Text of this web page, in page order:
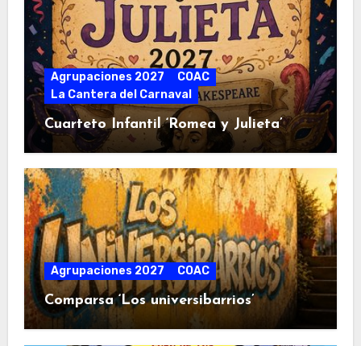
Agrupaciones 2027
COAC
La Cantera del Carnaval
Cuarteto Infantil ‘Romea y Julieta’
Agrupaciones 2027 COAC
Comparsa ‘Los universibarrios’